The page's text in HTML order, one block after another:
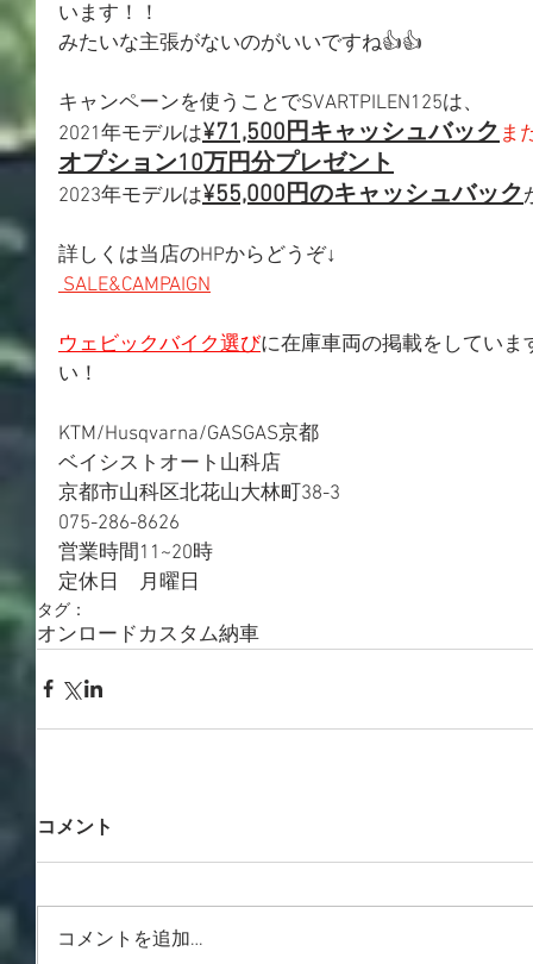
います！！
みたいな主張がないのがいいですね👍👍
キャンペーンを使うことでSVARTPILEN125は、
2021年モデルは¥71,500円キャッシュバック ま
オプション10万円分プレゼント
2023年モデルは¥55,000円のキャッシュバック
詳しくは当店のHPからどうぞ↓
SALE&CAMPAIGN
ウェビックバイク選びに在庫車両の掲載をしてい
い！
KTM/Husqvarna/GASGAS京都
ベイシストオート山科店
京都市山科区北花山大林町38-3
075-286-8626
営業時間11~20時
定休日　月曜日
タグ：
オンロードカスタム納車
コメント
コメントを追加…